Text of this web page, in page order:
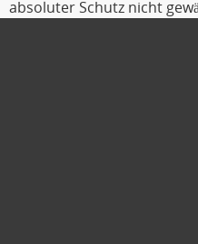
absoluter Schutz nicht